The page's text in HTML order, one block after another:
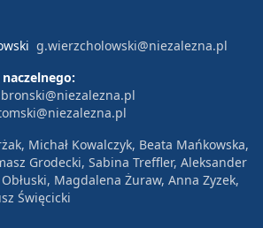
g.wierzcholowski@niezalezna.pl
Michał Kowalczyk, Beata Mańkowska,
Grodecki, Sabina Treffler, Aleksander
Magdalena Żuraw, Anna Zyzek,
Święcicki